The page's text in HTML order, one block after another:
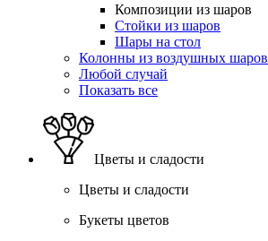
Композиции из шаров
Стойки из шаров
Шары на стол
Колонны из воздушных шаров
Любой случай
Показать все
Цветы и сладости
Цветы и сладости
Букеты цветов